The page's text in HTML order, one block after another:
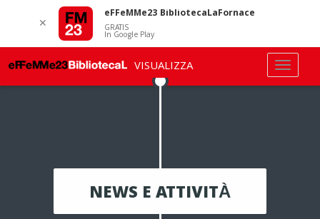
NEWS E ATTIVITÀ
✕
eFFeMMe23 BibliotecaLaFornace
GRATIS
In Google Play
VISUALIZZA